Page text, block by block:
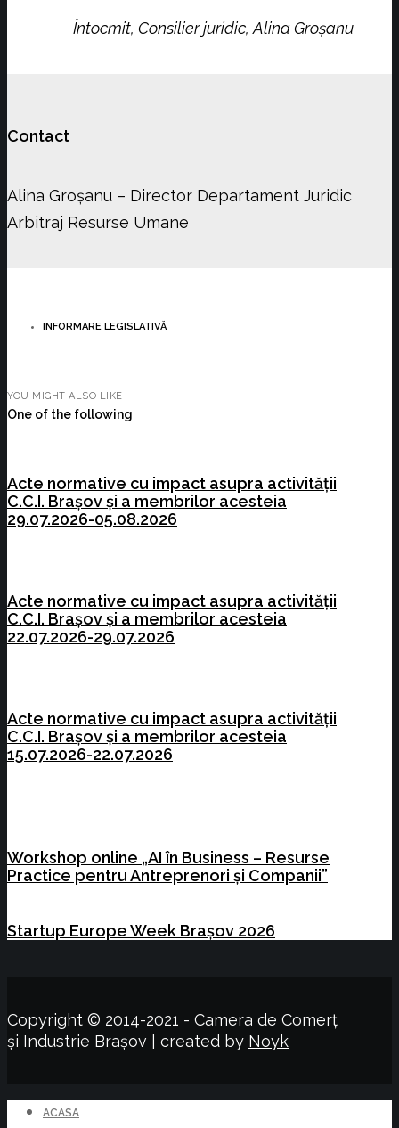
Întocmit, Consilier juridic, Alina Groșanu
Contact
Alina Groșanu – Director Departament Juridic
Arbitraj Resurse Umane
INFORMARE LEGISLATIVĂ
YOU MIGHT ALSO LIKE
One of the following
Acte normative cu impact asupra activității
C.C.I. Brașov și a membrilor acesteia
29.07.2026-05.08.2026
Acte normative cu impact asupra activității
C.C.I. Brașov și a membrilor acesteia
22.07.2026-29.07.2026
Acte normative cu impact asupra activității
C.C.I. Brașov și a membrilor acesteia
15.07.2026-22.07.2026
Workshop online „AI în Business – Resurse
Practice pentru Antreprenori și Companii”
Startup Europe Week Brașov 2026
Copyright © 2014-2021 - Camera de Comerț
și Industrie Brașov | created by Noyk
ACASA